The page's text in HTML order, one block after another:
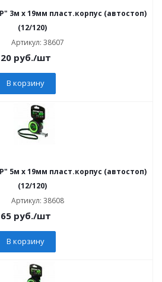
3м х 19мм пласт.корпус (автостоп)
(12/120)
Артикул: 38607
руб./шт
В корзину
5м х 19мм пласт.корпус (автостоп)
(12/120)
Артикул: 38608
руб./шт
В корзину